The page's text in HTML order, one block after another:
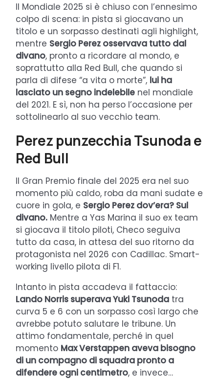
Il Mondiale 2025 si è chiuso con l’ennesimo
colpo di scena: in pista si giocavano un
titolo e un sorpasso destinati agli highlight,
mentre Sergio Perez osservava tutto dal
divano, pronto a ricordare al mondo, e
soprattutto alla Red Bull, che quando si
parla di difese “a vita o morte”, lui ha
lasciato un segno indelebile nel mondiale
del 2021. E sì, non ha perso l’occasione per
sottolinearlo al suo vecchio team.
Perez punzecchia Tsunoda e
Red Bull
Il Gran Premio finale del 2025 era nel suo
momento più caldo, roba da mani sudate e
cuore in gola, e Sergio Perez dov’era? Sul
divano. Mentre a Yas Marina il suo ex team
si giocava il titolo piloti, Checo seguiva
tutto da casa, in attesa del suo ritorno da
protagonista nel 2026 con Cadillac. Smart-
working livello pilota di F1.
Intanto in pista accadeva il fattaccio:
Lando Norris superava Yuki Tsunoda tra
curva 5 e 6 con un sorpasso così largo che
avrebbe potuto salutare le tribune. Un
attimo fondamentale, perché in quel
momento Max Verstappen aveva bisogno
di un compagno di squadra pronto a
difendere ogni centimetro, e invece…